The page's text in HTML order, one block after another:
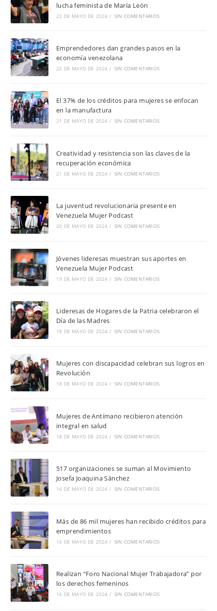
lucha feminista de María León
22 DE MAYO DE 2024 / SIN COMENTARIOS
Emprendedores dan grandes pasos en la
economía venezolana
22 DE MAYO DE 2024 / SIN COMENTARIOS
El 37% de los créditos para mujeres se enfocan
en la manufactura
21 DE MAYO DE 2024 / SIN COMENTARIOS
Creatividad y resistencia son las claves de la
recuperación económica
21 DE MAYO DE 2024 / SIN COMENTARIOS
La juventud revolucionaria presente en
Venezuela Mujer Podcast
20 DE MAYO DE 2024 / SIN COMENTARIOS
Jóvenes lideresas muestran sus aportes en
Venezuela Mujer Podcast
19 DE MAYO DE 2024 / SIN COMENTARIOS
Lideresas de Hogares de la Patria celebraron el
Día de las Madres
18 DE MAYO DE 2024 / SIN COMENTARIOS
Mujeres con discapacidad celebran sus logros en
Revolución
18 DE MAYO DE 2024 / SIN COMENTARIOS
Mujeres de Antímano recibieron atención
integral en salud
18 DE MAYO DE 2024 / SIN COMENTARIOS
517 organizaciones se suman al Movimiento
Josefa Joaquina Sánchez
16 DE MAYO DE 2024 / SIN COMENTARIOS
Más de 86 mil mujeres han recibido créditos para
emprendimientos
16 DE MAYO DE 2024 / SIN COMENTARIOS
Realizan “Foro Nacional Mujer Trabajadora” por
los derechos femeninos
16 DE MAYO DE 2024 / SIN COMENTARIOS